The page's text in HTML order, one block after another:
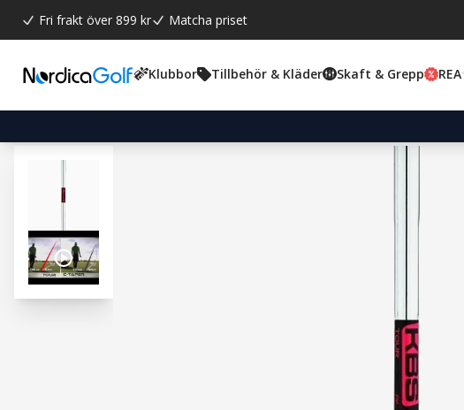
Fri frakt över 899 kr Matcha priset
Klubbor Tillbehör & Kläder Skaft & Grepp REA